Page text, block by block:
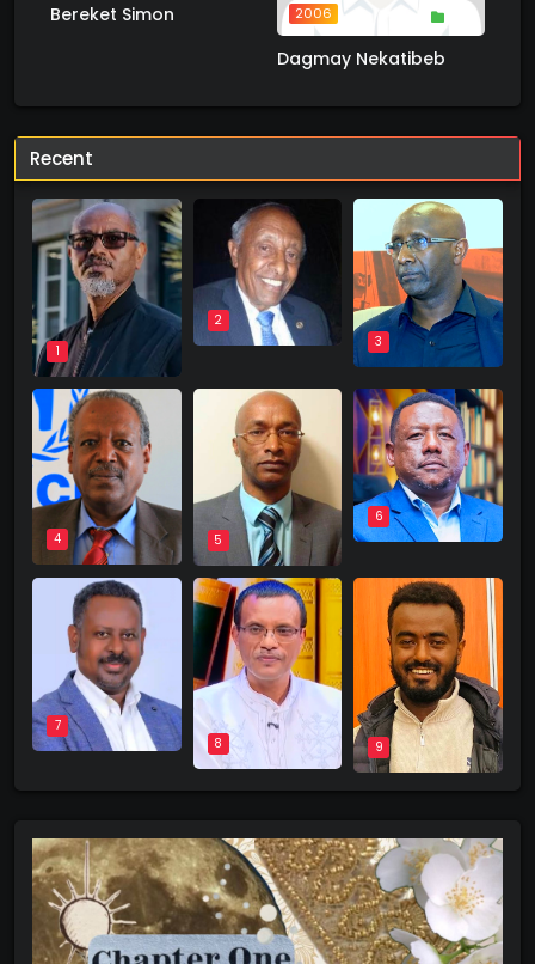
Bereket Simon 2006
Dagmay Nekatibeb
Recent
1
2
3
4 5
6
7
8
9